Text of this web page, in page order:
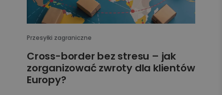
Przesyłki zagraniczne
Cross-border bez stresu – jak
zorganizować zwroty dla klientów
Europy?